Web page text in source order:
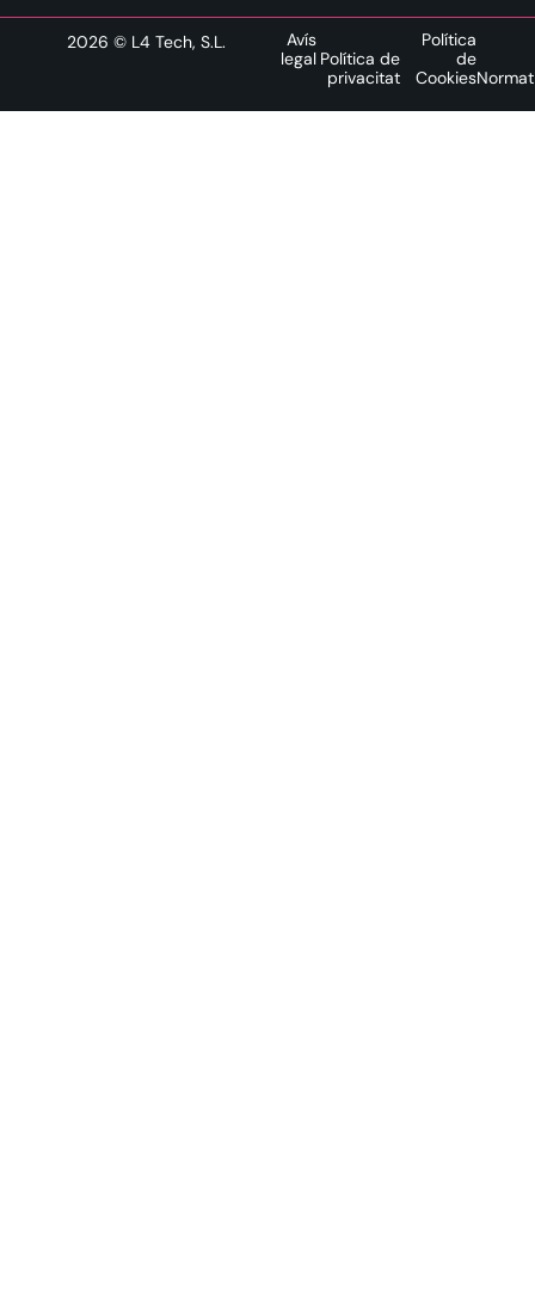
2026 © L4 Tech, S.L.
Avís
legal Política de
privacitat
Política
de
Cookies